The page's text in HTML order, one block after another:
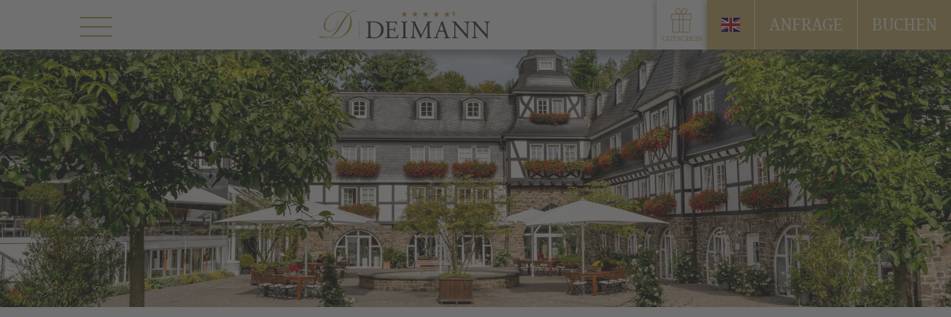
ANFRAGE BUCHEN